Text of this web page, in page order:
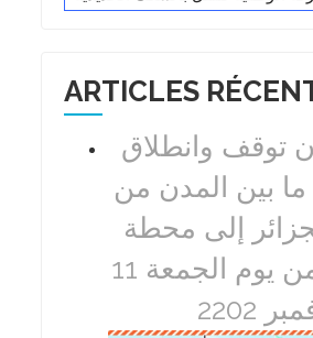
ARTICLES
توقف وانطلاق
ما بين المدن من
إلى محطة
آغا ابتداء من يوم الجمعة 11
2202